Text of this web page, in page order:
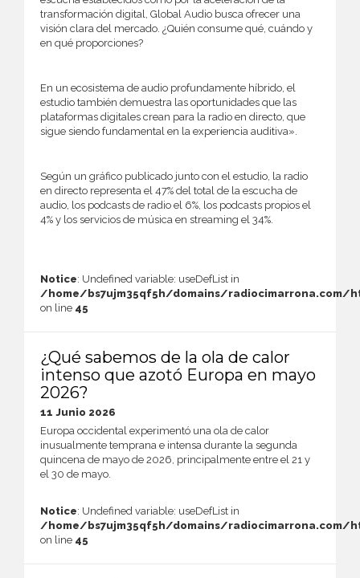
transformación digital, Global Audio busca ofrecer una
visión clara del mercado. ¿Quién consume qué, cuándo y
en qué proporciones?
En un ecosistema de audio profundamente híbrido, el
estudio también demuestra las oportunidades que las
plataformas digitales crean para la radio en directo, que
sigue siendo fundamental en la experiencia auditiva».
Según un gráfico publicado junto con el estudio, la radio
en directo representa el 47% del total de la escucha de
audio, los podcasts de radio el 6%, los podcasts propios el
4% y los servicios de música en streaming el 34%.
Notice: Undefined variable: useDefList in
/home/bs7ujm35qf5h/domains/
on line 45
¿Qué sabemos de la ola de calor
intenso que azotó Europa en mayo
2026?
11 Junio 2026
Europa occidental experimentó una ola de calor
inusualmente temprana e intensa durante la segunda
quincena de mayo de 2026, principalmente entre el 21 y
el 30 de mayo.
Notice: Undefined variable: useDefList in
/home/bs7ujm35qf5h/domains/
on line 45